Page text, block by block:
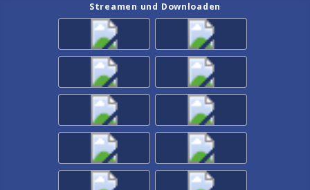
Streamen und Downloaden